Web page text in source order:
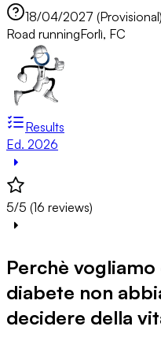
18/04/2027 (Provisional)
Road runningForlì, FC
Results
Ed. 2026
5/5 (16 reviews)
Perchè
diabete non
decidere della